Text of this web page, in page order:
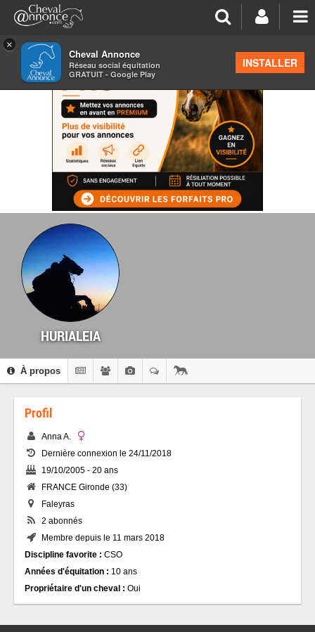
×
Cheval Annonce
Réseau social équitation
GRATUIT - Google Play
INSTALLER
HURIALEIA
À propos
Profil
Anna A.
Dernière connexion le 24/11/2018
19/10/2005 - 20 ans
FRANCE Gironde (33)
Faleyras
2 abonnés
Membre depuis le 11 mars 2018
Discipline favorite : CSO
Années d'équitation : 10 ans
Propriétaire d'un cheval : Oui